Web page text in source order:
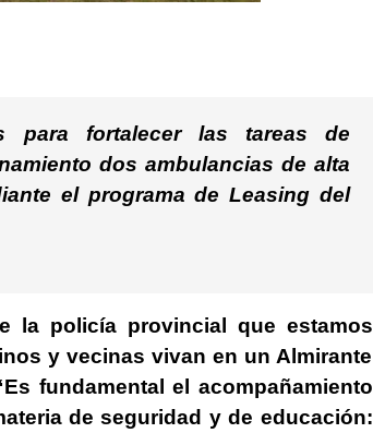
para fortalecer las tareas de
dos ambulancias de alta
el programa de Leasing del
la policía provincial que estamos
y vecinas vivan en un Almirante
fundamental el acompañamiento
de seguridad y de educación: